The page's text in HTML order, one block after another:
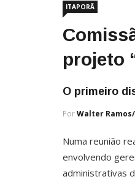
ITAPORÃ
projeto
O primeiro
PorWalter
Numa reunião
envolvendo
administrativas